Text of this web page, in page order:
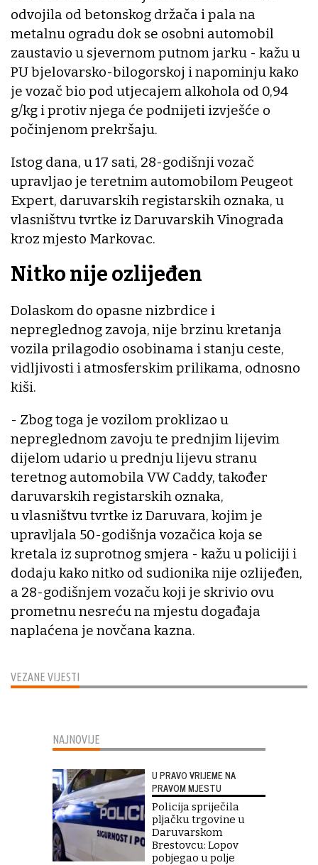
VEZANE VIJESTI
odvojila od betonskog držača i pala na
metalnu ogradu dok se osobni automobil
zaustavio u sjevernom putnom jarku - kažu u
PU bjelovarsko-bilogorskoj i napominju kako
je vozač bio pod utjecajem alkohola od 0,94
g/kg i protiv njega će podnijeti izvješće o
počinjenom prekršaju.
Istog dana, u 17 sati, 28-godišnji vozač
upravljao je teretnim automobilom Peugeot
Expert, daruvarskih registarskih oznaka, u
vlasništvu tvrtke iz Daruvarskih Vinograda
kroz mjesto Markovac.
Nitko nije ozlijeđen
Dolaskom do opasne nizbrdice i
nepreglednog zavoja, nije brzinu kretanja
vozila prilagodio osobinama i stanju ceste,
vidljivosti i atmosferskim prilikama, odnosno
kiši.
- Zbog toga je vozilom proklizao u
nepreglednom zavoju te prednjim lijevim
dijelom udario u prednju lijevu stranu
teretnog automobila VW Caddy, također
daruvarskih registarskih oznaka,
u vlasništvu tvrtke iz Daruvara, kojim je
upravljala 50-godišnja vozačica koja se
kretala iz suprotnog smjera - kažu u policiji i
dodaju kako nitko od sudionika nije ozlijeđen,
a 28-godišnjem vozaču koji je skrivio ovu
prometnu nesreću na mjestu događaja
naplaćena je novčana kazna.
NAJNOVIJE
U PRAVO VRIJEME NA
PRAVOM MJESTU
Policija spriječila
pljačku trgovine u
Daruvarskom
Brestovcu: Lopov
pobjegao u polje